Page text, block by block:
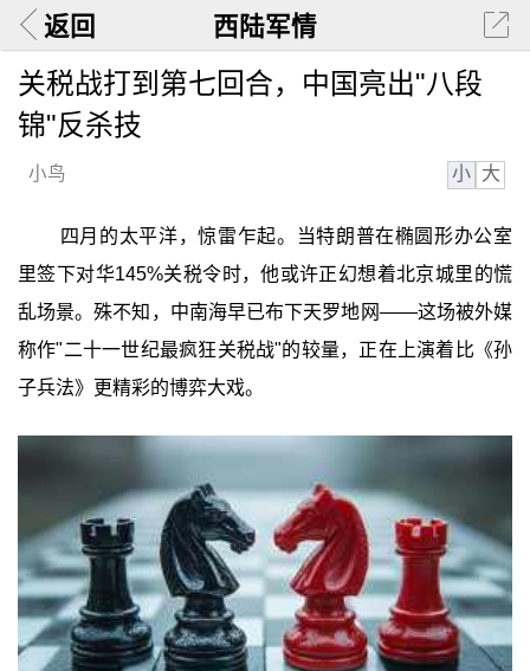
返回 西陆军情
关税战打到第七回合，中国亮出"八段
锦"反杀技
小鸟 小 大
四月的太平洋，惊雷乍起。当特朗普在椭圆形办公室
里签下对华145%关税令时，他或许正幻想着北京城里的慌
乱场景。殊不知，中南海早已布下天罗地网——这场被外媒
称作"二十一世纪最疯狂关税战"的较量，正在上演着比《孙
子兵法》更精彩的博弈大戏。